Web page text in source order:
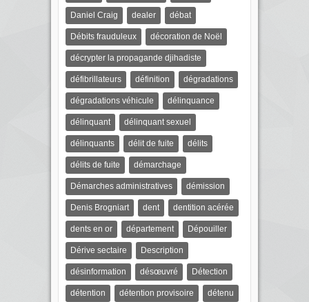
Daniel Craig dealer débat
Débits frauduleux décoration de Noël
décrypter la propagande djihadiste
défibrillateurs définition dégradations
dégradations véhicule délinquance
délinquant délinquant sexuel
délinquants délit de fuite délits
délits de fuite démarchage
Démarches administratives démission
Denis Brogniart dent dentition acérée
dents en or département Dépouiller
Dérive sectaire Description
désinformation désœuvré Détection
détention détention provisoire détenu